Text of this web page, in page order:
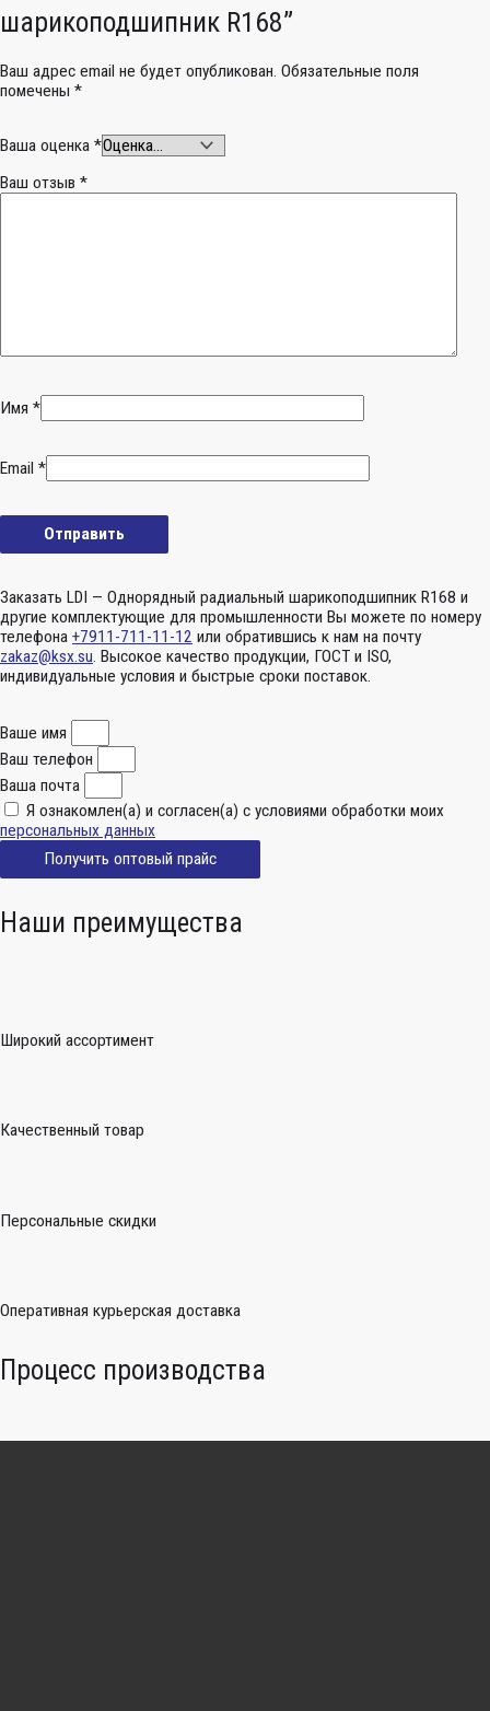
шарикоподшипник R168”
Ваш адрес email не будет опубликован. Обязательные поля
помечены *
Ваша оценка *
Ваш отзыв *
Имя *
Email *
Заказать LDI — Однорядный радиальный шарикоподшипник R168 и
другие комплектующие для промышленности Вы можете по номеру
телефона +7911-711-11-12 или обратившись к нам на почту
zakaz@ksx.su. Высокое качество продукции, ГОСТ и ISO,
индивидуальные условия и быстрые сроки поставок.
Ваше имя
Ваш телефон
Ваша почта
Я ознакомлен(а) и согласен(а) с условиями обработки моих
персональных данных
Получить оптовый прайс
Наши преимущества
Широкий ассортимент
Качественный товар
Персональные скидки
Оперативная курьерская доставка
Процесс производства